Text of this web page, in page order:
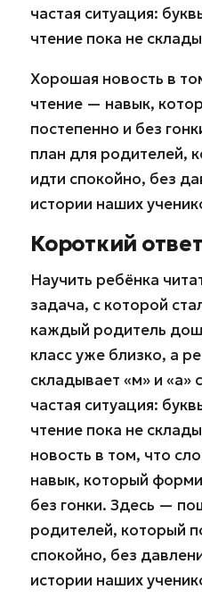
частая ситуация:
чтение пока не
Хорошая новость в
чтение — навык,
постепенно и без
план для родителей,
идти спокойно, без
истории наших
Короткий ответ
Научить ребёнка
задача, с которой
каждый родитель
класс уже близко, а
складывает «м» и «а»
частая ситуация:
чтение пока не
новость в том, что
навык, который
без гонки. Здесь —
родителей, который
спокойно, без
истории наших